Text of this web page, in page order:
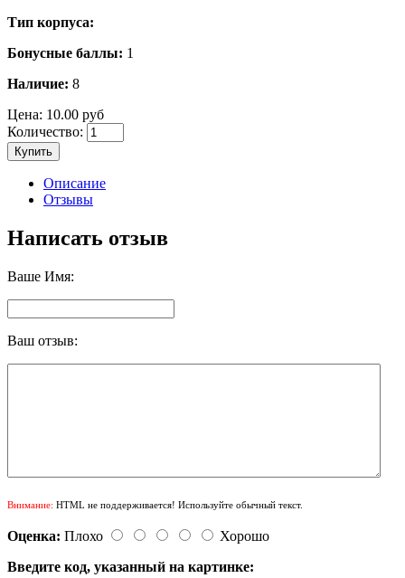
Тип корпуса:
Бонусные баллы: 1
Наличие: 8
Цена: 10.00 руб
Количество:
Купить
Описание
Отзывы
Написать отзыв
Ваше Имя:
Ваш отзыв:
Внимание: HTML не поддерживается! Используйте обычный текст.
Оценка: Плохо
Хорошо
Введите код, указанный на картинке: